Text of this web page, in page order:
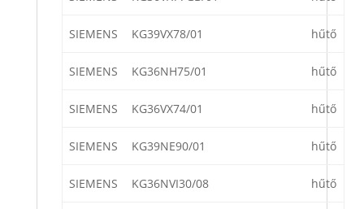
SIEMENS KG39VX78/01 hűtő
SIEMENS KG36NH75/01 hűtő
SIEMENS KG36VX74/01 hűtő
SIEMENS KG39NE90/01 hűtő
SIEMENS KG36NVI30/08 hűtő